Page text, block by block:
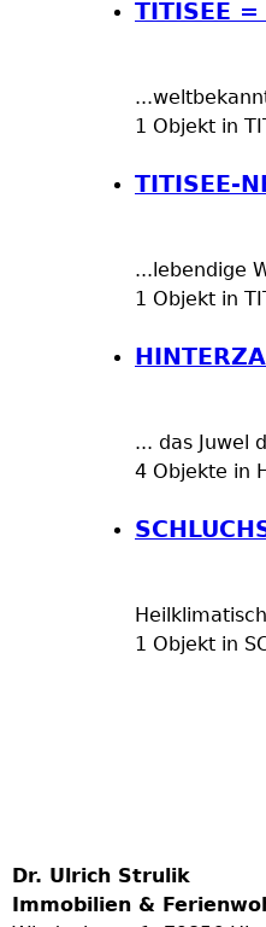
TITISEE
1 Objekt in
TITISEE-
...lebendige
1 Objekt in
... das Juwel
4 Objekte in
1 Objekt in
Dr. Ulrich Strulik
Immobilien &